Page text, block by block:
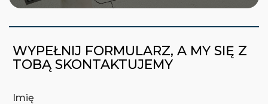
WYPEŁNIJ FORMULARZ, A MY SIĘ Z
TOBĄ SKONTAKTUJEMY
Imię